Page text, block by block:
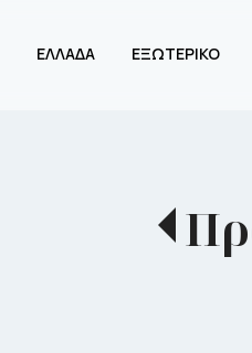
ΕΛΛΑΔΑ ΕΞΩΤΕΡΙΚΟ